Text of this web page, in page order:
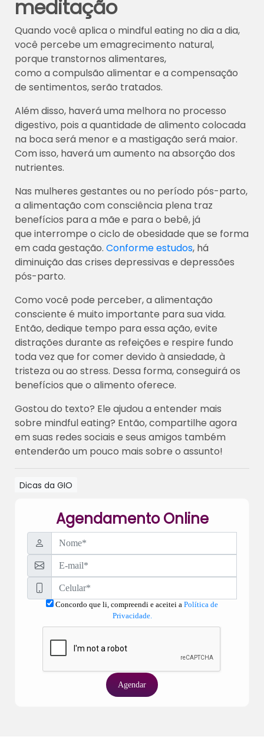
meditação
Quando você aplica o mindful eating no dia a dia,
você percebe um emagrecimento natural,
porque transtornos alimentares,
como a compulsão alimentar e a compensação
de sentimentos, serão tratados.
Além disso, haverá uma melhora no processo
digestivo, pois a quantidade de alimento colocada
na boca será menor e a mastigação será maior.
Com isso, haverá um aumento na absorção dos
nutrientes.
Nas mulheres gestantes ou no período pós-parto,
a alimentação com consciência plena traz
benefícios para a mãe e para o bebê, já
que interrompe o ciclo de obesidade que se forma
em cada gestação. Conforme estudos, há
diminuição das crises depressivas e depressões
pós-parto.
Como você pode perceber, a alimentação
consciente é muito importante para sua vida.
Então, dedique tempo para essa ação, evite
distrações durante as refeições e respire fundo
toda vez que for comer devido à ansiedade, à
tristeza ou ao stress. Dessa forma, conseguirá os
benefícios que o alimento oferece.
Gostou do texto? Ele ajudou a entender mais
sobre mindful eating? Então, compartilhe agora
em suas redes sociais e seus amigos também
entenderão um pouco mais sobre o assunto!
Dicas da GIO
Agendamento Online
Concordo que li, compreendi e aceitei a Política de
Privacidade.
Agendar